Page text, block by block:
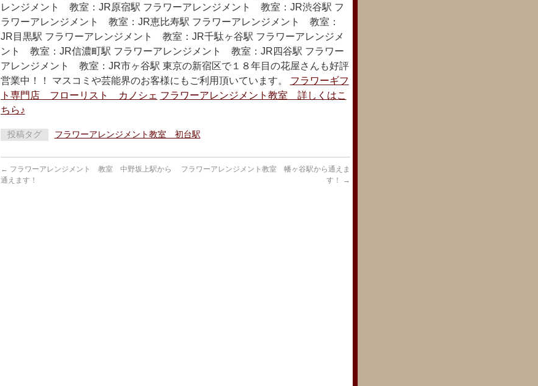
レンジメント 教室：JR原宿駅 フラワーアレンジメント 教室：JR渋谷駅 フ
ラワーアレンジメント 教室：JR恵比寿駅 フラワーアレンジメント 教室：
JR目黒駅 フラワーアレンジメント 教室：JR千駄ヶ谷駅 フラワーアレンジメ
ント 教室：JR信濃町駅 フラワーアレンジメント 教室：JR四谷駅 フラワー
アレンジメント 教室：JR市ヶ谷駅 東京の新宿区で１８年目の花屋さんも好評
営業中！！ マスコミや芸能界のお客様にもご利用頂いています。 フラワーギフ
ト専門店 フローリスト カノシェ フラワーアレンジメント教室 詳しくはこ
ちら♪
投稿タグ フラワーアレンジメント教室 初台駅
← フラワーアレンジメント 教室 中野坂上駅から
通えます！
フラワーアレンジメント教室 幡ヶ谷駅から通えま
す！
→